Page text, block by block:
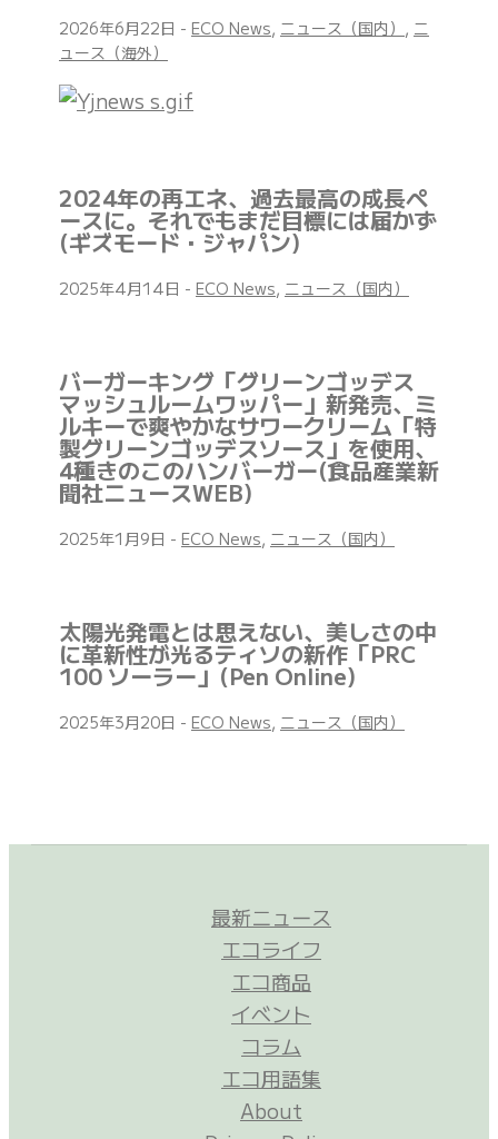
2026年6月22日 - ECO News, ニュース（国内） , ニ
ュース（海外）
2024年の再エネ、過去最高の成長ペ
ースに。それでもまだ目標には届かず
(ギズモード・ジャパン)
2025年4月14日 - ECO News, ニュース（国内）
バーガーキング「グリーンゴッデス
マッシュルームワッパー」新発売、ミ
ルキーで爽やかなサワークリーム「特
製グリーンゴッデスソース」を使用、
4種きのこのハンバーガー(食品産業新
聞社ニュースWEB)
2025年1月9日 - ECO News, ニュース（国内）
太陽光発電とは思えない、美しさの中
に革新性が光るティソの新作「PRC
100 ソーラー」(Pen Online)
2025年3月20日 - ECO News, ニュース（国内）
最新ニュース
エコライフ
エコ商品
イベント
コラム
エコ用語集
About